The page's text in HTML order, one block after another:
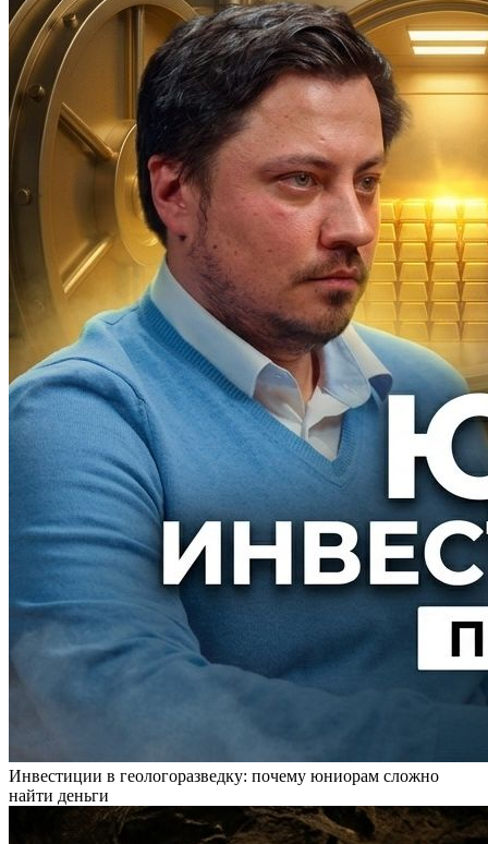
Инвестиции в геологоразведку: почему юниорам сложно
найти деньги